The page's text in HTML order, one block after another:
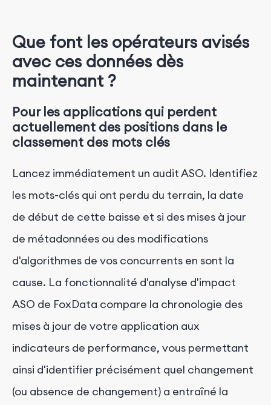
Que font les opérateurs avisés
avec ces données dès
maintenant ?
Pour les applications qui perdent
actuellement des positions dans le
classement des mots clés
Lancez immédiatement un audit ASO. Identifiez
les mots-clés qui ont perdu du terrain, la date
de début de cette baisse et si des mises à jour
de métadonnées ou des modifications
d'algorithmes de vos concurrents en sont la
cause. La fonctionnalité d'analyse d'impact
ASO de FoxData compare la chronologie des
mises à jour de votre application aux
indicateurs de performance, vous permettant
ainsi d'identifier précisément quel changement
(ou absence de changement) a entraîné la